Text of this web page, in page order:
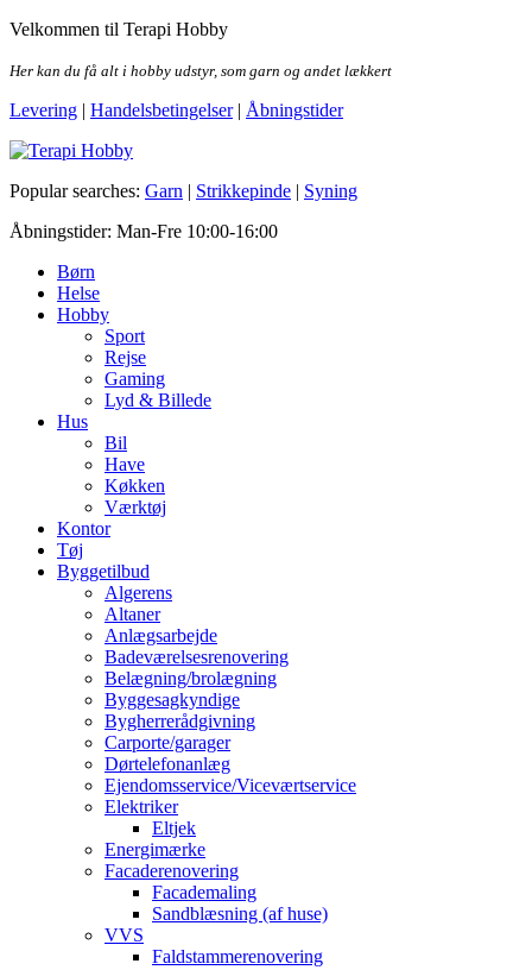
Skip
the
Velkommen til Terapi Hobby
Her kan du få alt i hobby udstyr, som garn og andet lækkert
Levering | Handelsbetingelser| Åbningstider
Terapi Hobby
Popular searches: Garn | Strikkepinde | Syning
Åbningstider: Man-Fre 10:00-16:00
Børn
Helse
Hobby
Sport
Rejse
Gaming
Lyd & Billede
Hus
Bil
Have
Køkken
Værktøj
Kontor
Tøj
Byggetilbud
Algerens
Altaner
Anlægsarbejde
Badeværelsesrenovering
Belægning/brolægning
Byggesagkyndige
Bygherrerådgivning
Carporte/garager
Dørtelefonanlæg
Ejendomsservice/Viceværtservice
Elektriker
Eltjek
Energimærke
Facaderenovering
Facademaling
Sandblæsning (af huse)
VVS
Faldstammerenovering